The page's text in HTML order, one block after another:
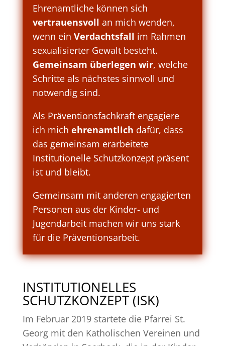
Ehrenamtliche können sich
vertrauensvoll an mich wenden,
wenn ein Verdachtsfall im Rahmen
sexualisierter Gewalt besteht.
Gemeinsam überlegen wir, welche
Schritte als nächstes sinnvoll und
notwendig sind.
Als Präventionsfachkraft engagiere
ich mich ehrenamtlich dafür, dass
das gemeinsam erarbeitete
Institutionelle Schutzkonzept präsent
ist und bleibt.
Gemeinsam mit anderen engagierten
Personen aus der Kinder- und
Jugendarbeit machen wir uns stark
für die Präventionsarbeit.
INSTITUTIONELLES
SCHUTZKONZEPT (ISK)
Im Februar 2019 startete die Pfarrei St.
Georg mit den Katholischen Vereinen und